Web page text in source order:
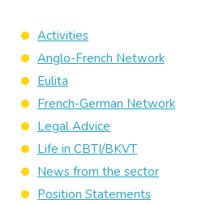
Activities
Anglo-French Network
Eulita
French-German Network
Legal Advice
Life in CBTI/BKVT
News from the sector
Position Statements